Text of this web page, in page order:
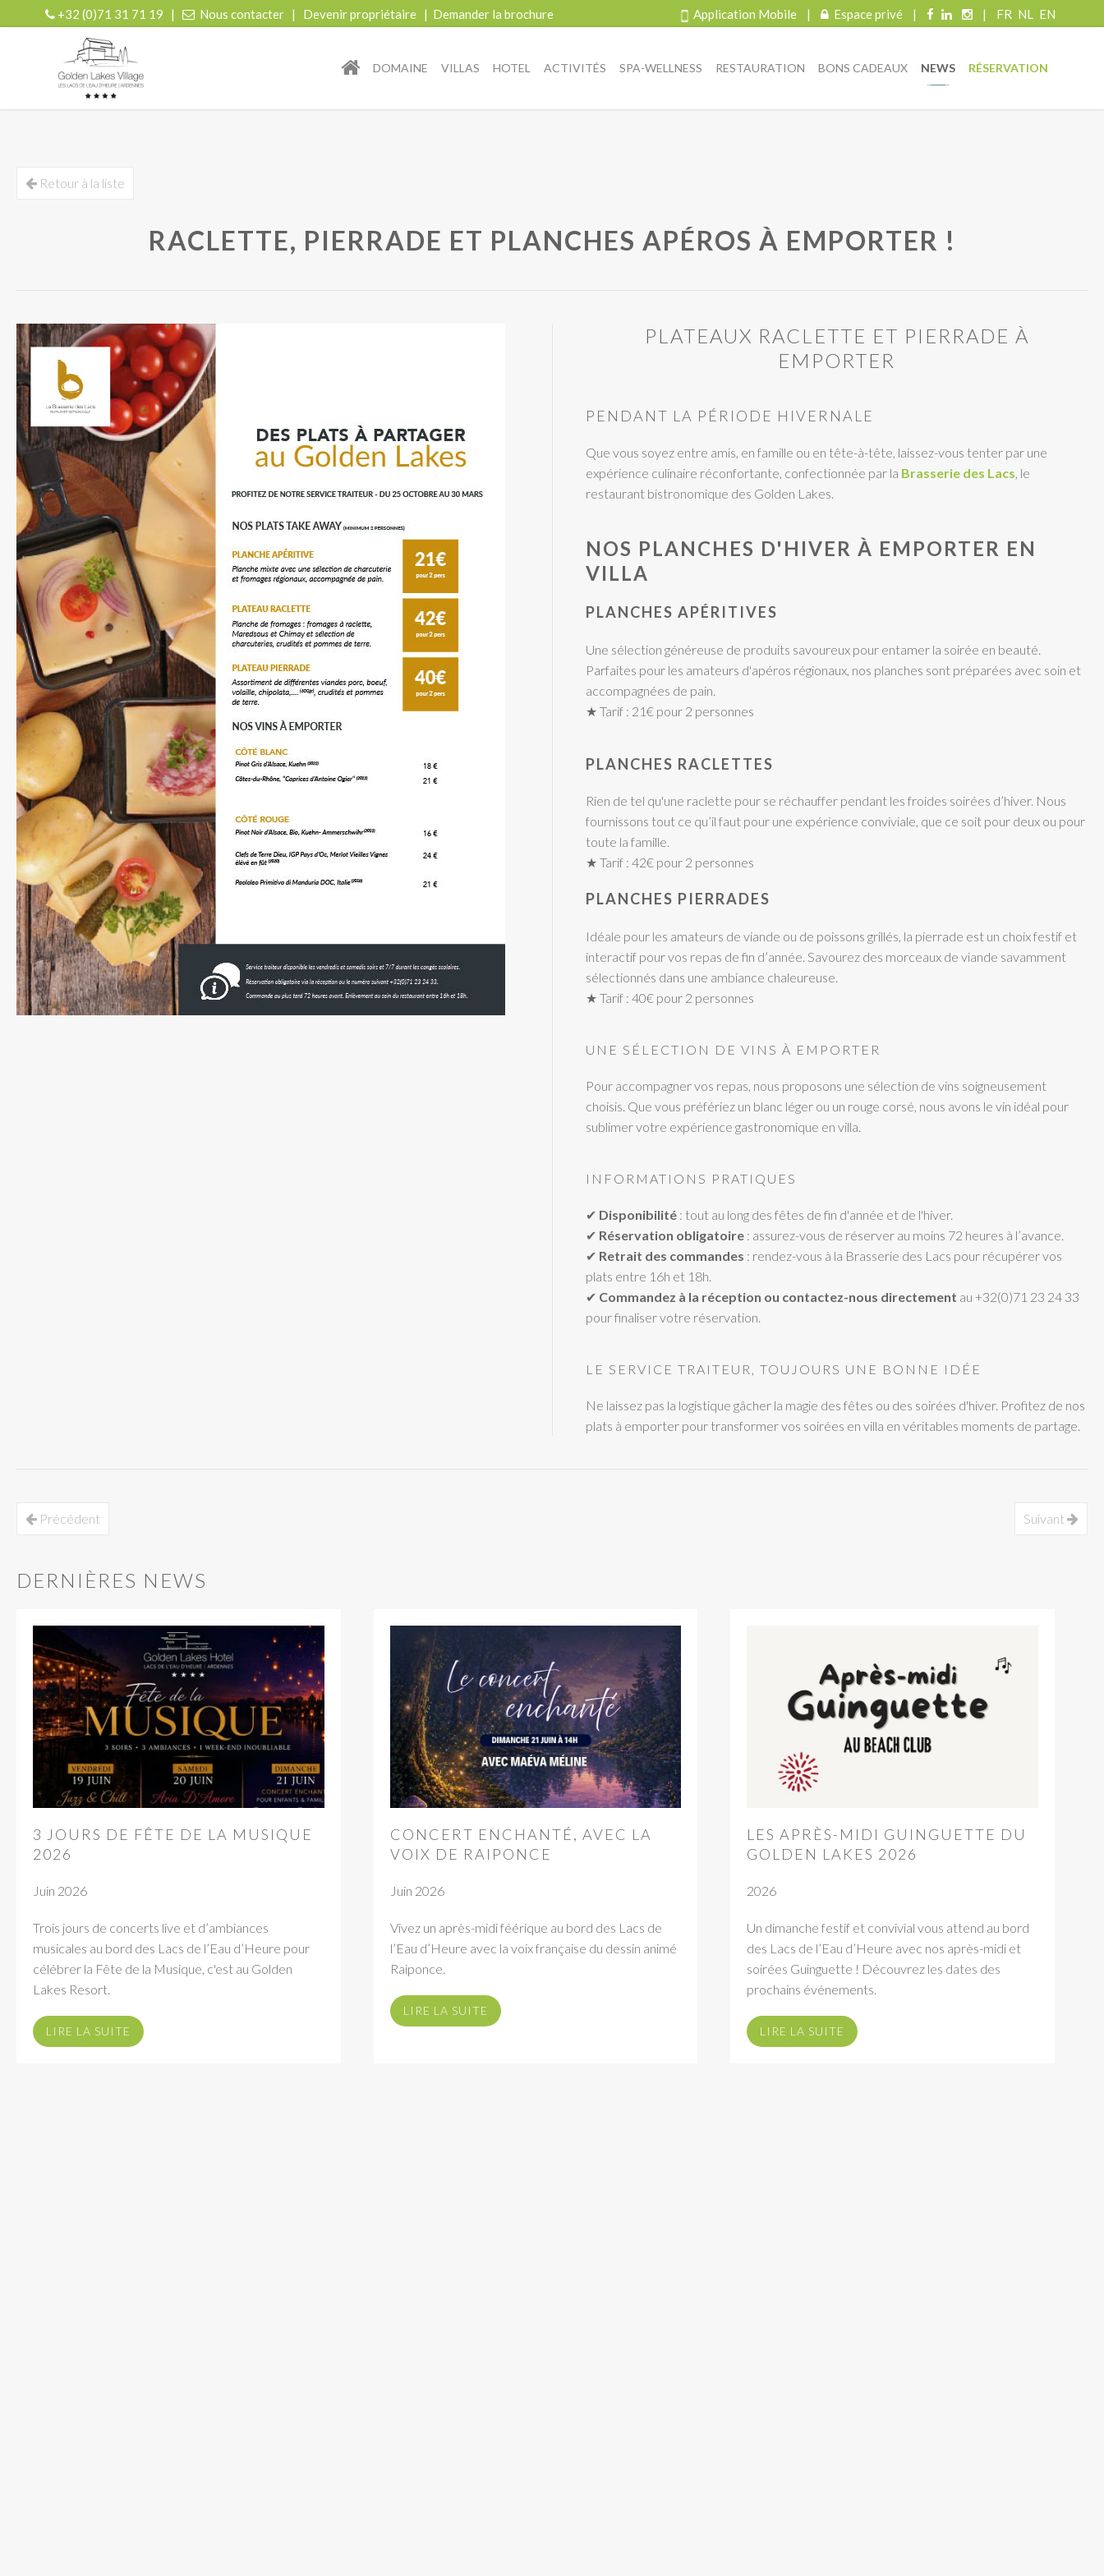
+32 (0)71 31 71 19 | Nous contacter | Devenir propriétaire | Demander la brochure
| r
Application Mobile | Espace privé | | FR NL EN
DOMAINE VILLAS HOTEL ACTIVITÉS SPA-WELLNESS RESTAURATION BONS CADEAUX NEWS RÉSERVATION
Retour à la liste
RACLETTE, PIERRADE ET PLANCHES APÉROS À EMPORTER !
PLATEAUX RACLETTE ET PIERRADE À
EMPORTER
PENDANT LA PÉRIODE HIVERNALE
Que vous soyez entre amis, en famille ou en tête-à-tête, laissez-vous tenter par une
expérience culinaire réconfortante, confectionnée par la Brasserie des Lacs, le
restaurant bistronomique des Golden Lakes.
NOS PLANCHES D'HIVER À EMPORTER EN
VILLA
PLANCHES APÉRITIVES
Une sélection généreuse de produits savoureux pour entamer la soirée en beauté.
Parfaites pour les amateurs d'apéros régionaux, nos planches sont préparées avec soin et
accompagnées de pain.
★ Tarif : 21€ pour 2 personnes
PLANCHES RACLETTES
Rien de tel qu'une raclette pour se réchauffer pendant les froides soirées d’hiver. Nous
fournissons tout ce qu’il faut pour une expérience conviviale, que ce soit pour deux ou pour
toute la famille.
★ Tarif : 42€ pour 2 personnes
PLANCHES PIERRADES
Idéale pour les amateurs de viande ou de poissons grillés, la pierrade est un choix festif et
interactif pour vos repas de fin d’année. Savourez des morceaux de viande savamment
sélectionnés dans une ambiance chaleureuse.
★ Tarif : 40€ pour 2 personnes
UNE SÉLECTION DE VINS À EMPORTER
Pour accompagner vos repas, nous proposons une sélection de vins soigneusement
choisis. Que vous préfériez un blanc léger ou un rouge corsé, nous avons le vin idéal pour
sublimer votre expérience gastronomique en villa.
INFORMATIONS PRATIQUES
✔ Disponibilité : tout au long des fêtes de fin d'année et de l'hiver.
✔ Réservation obligatoire : assurez-vous de réserver au moins 72 heures à l’avance.
✔ Retrait des commandes : rendez-vous à la Brasserie des Lacs pour récupérer vos
plats entre 16h et 18h.
✔ Commandez à la réception ou contactez-nous directement au +32(0)71 23 24 33
pour finaliser votre réservation.
LE SERVICE TRAITEUR, TOUJOURS UNE BONNE IDÉE
Ne laissez pas la logistique gâcher la magie des fêtes ou des soirées d'hiver. Profitez de nos
plats à emporter pour transformer vos soirées en villa en véritables moments de partage.
Précédent Suivant
DERNIÈRES NEWS
3 JOURS DE FÊTE DE LA MUSIQUE
2026
Juin 2026
Trois jours de concerts live et d’ambiances
musicales au bord des Lacs de l’Eau d’Heure pour
célébrer la Fête de la Musique, c'est au Golden
Lakes Resort.
LIRE LA SUITE
CONCERT ENCHANTÉ, AVEC LA
VOIX DE RAIPONCE
Juin 2026
Vivez un après-midi féérique au bord des Lacs de
l’Eau d’Heure avec la voix française du dessin animé
Raiponce.
LIRE LA SUITE
LES APRÈS-MIDI GUINGUETTE DU
GOLDEN LAKES 2026
2026
Un dimanche festif et convivial vous attend au bord
des Lacs de l’Eau d’Heure avec nos après-midi et
soirées Guinguette ! Découvrez les dates des
prochains événements.
LIRE LA SUITE